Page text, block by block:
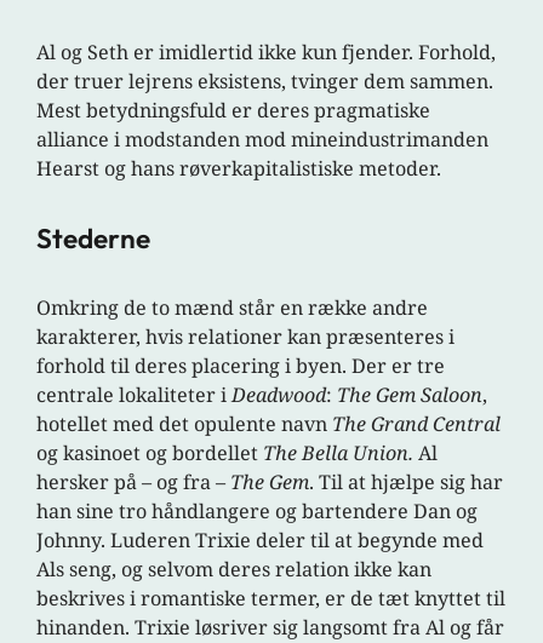
Al og Seth er imidlertid ikke kun fjender. Forhold,
der truer lejrens eksistens, tvinger dem sammen.
Mest betydningsfuld er deres pragmatiske
alliance i modstanden mod mineindustrimanden
Hearst og hans røverkapitalistiske metoder.
Stederne
Omkring de to mænd står en række andre
karakterer, hvis relationer kan præsenteres i
forhold til deres placering i byen. Der er tre
centrale lokaliteter iDeadwood: TheGem Saloon,
hotellet med det opulente navn The Grand Central
og kasinoet og bordellet The Bella Union. Al
hersker på – og fra – The Gem. Til at hjælpe sig har
han sine tro håndlangere og bartendere Dan og
Johnny. Luderen Trixie deler til at begynde med
Als seng, og selvom deres relation ikke kan
beskrives i romantiske termer, er de tæt knyttet til
hinanden. Trixie løsriver sig langsomt fra Al og får